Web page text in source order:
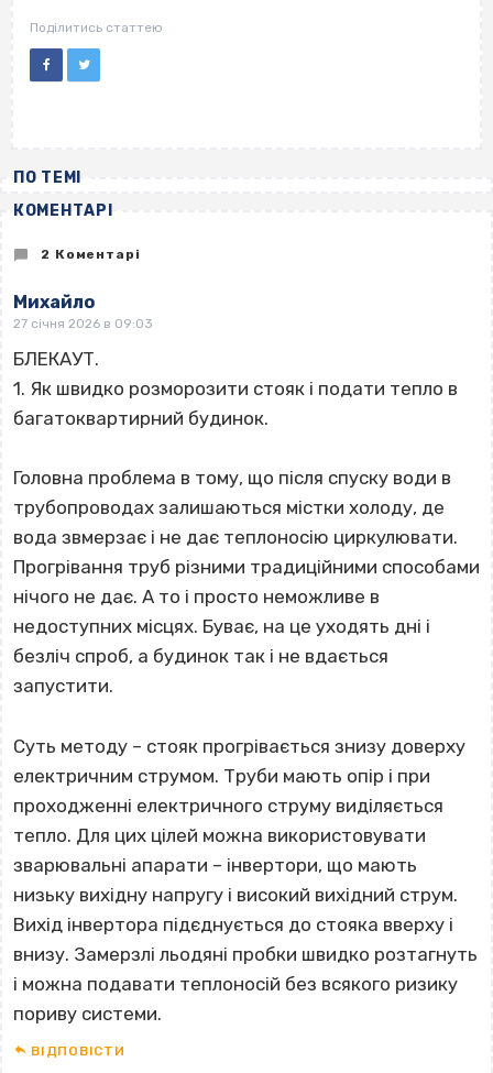
Поділитись статтею
ПО ТЕМІ
КОМЕНТАРІ
2 Коментарі
Михайло
27 січня 2026 в 09:03
БЛЕКАУТ.
1. Як швидко розморозити стояк і подати тепло в
багатоквартирний будинок.
Головна проблема в тому, що після спуску води в
трубопроводах залишаються містки холоду, де
вода звмерзає і не дає теплоносію циркулювати.
Прогрівання труб різними традиційними способами
нічого не дає. А то і просто неможливе в
недоступних місцях. Буває, на це уходять дні і
безліч спроб, а будинок так і не вдається
запустити.
Суть методу – стояк прогрівається знизу доверху
електричним струмом. Труби мають опір і при
проходженні електричного струму виділяється
тепло. Для цих цілей можна використовувати
зварювальні апарати – інвертори, що мають
низьку вихідну напругу і високий вихідний струм.
Вихід інвертора підєднується до стояка вверху і
внизу. Замерзлі льодяні пробки швидко розтагнуть
і можна подавати теплоносій без всякого ризику
пориву системи.
ВІДПОВІCТИ